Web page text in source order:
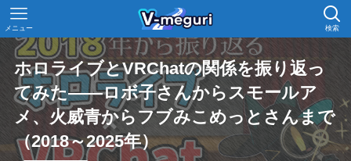
検索
メニュー
ホロライブとVRChatの関係を振り返っ
てみた――ロボ子さんからスモールア
メ、火威青からフブみこめっとさんまで
（2018～2025年）